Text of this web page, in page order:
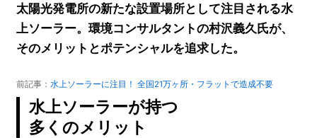
太陽光発電所の新たな設置場所として注目される水
上ソーラー。環境コンサルタントの村沢義久氏が、
そのメリットとポテンシャルを追求した。
前記事：水上ソーラーに注目！ 全国21万ヶ所・フラットで造成不要
水上ソーラーが持つ
多くのメリット